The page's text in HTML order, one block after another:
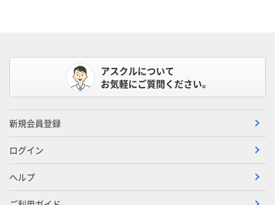
アスクルについて
お気軽にご質問ください。
新規会員登録
ログイン
ヘルプ